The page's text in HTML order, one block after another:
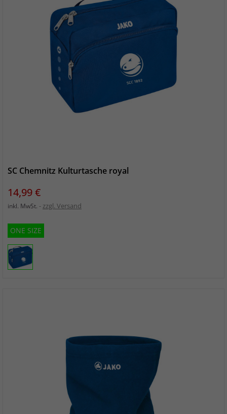
SC Chemnitz Kulturtasche royal
Preis
14,99 €
inkl. MwSt. zzgl. Versand
ONE SIZE